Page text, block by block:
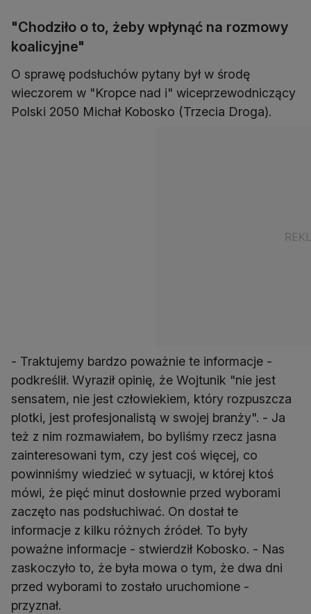
"Chodziło o to, żeby wpłynąć na rozmowy
koalicyjne"
O sprawę podsłuchów pytany był w środę
wieczorem w "Kropce nad i" wiceprzewodniczący
Polski 2050 Michał Kobosko (Trzecia Droga).
- Traktujemy bardzo poważnie te informacje -
podkreślił. Wyraził opinię, że Wojtunik "nie jest
sensatem, nie jest człowiekiem, który rozpuszcza
plotki, jest profesjonalistą w swojej branży". - Ja
też z nim rozmawiałem, bo byliśmy rzecz jasna
zainteresowani tym, czy jest coś więcej, co
powinniśmy wiedzieć w sytuacji, w której ktoś
mówi, że pięć minut dosłownie przed wyborami
zaczęto nas podsłuchiwać. On dostał te
informacje z kilku różnych źródeł. To były
poważne informacje - stwierdził Kobosko. - Nas
zaskoczyło to, że była mowa o tym, że dwa dni
przed wyborami to zostało uruchomione -
przyznał.